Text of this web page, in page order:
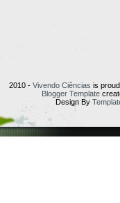
2010 -Vivendo Ciências is
Blogger Template
Design By